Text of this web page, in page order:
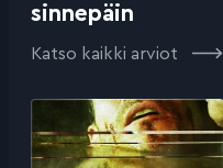
sinnepäin
Katso kaikki arviot